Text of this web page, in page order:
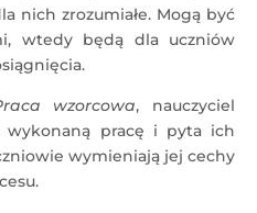
nich zrozumiałe. Mogą być
wtedy będą dla uczniów
wzorcowa, nauczyciel
wykonaną pracę i pyta ich
wymieniają jej cechy